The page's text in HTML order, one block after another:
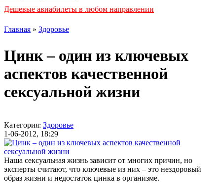
Дешевые авиабилеты в любом направлении
Главная » Здоровье
Цинк – один из ключевых
аспектов качественной
сексуальной жизни
Категория: Здоровье
1-06-2012, 18:29
Наша сексуальная жизнь зависит от многих причин, но
эксперты считают, что ключевые из них – это нездоровый
образ жизни и недостаток цинка в организме.